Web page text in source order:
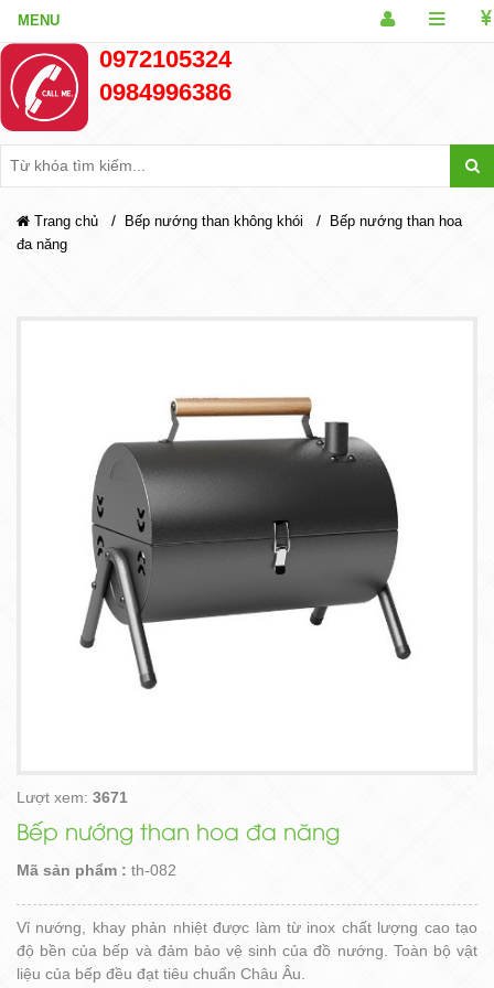
0972105324
0984996386
Trang chủ / Bếp nướng than không khói / Bếp nướng than hoa
đa năng
Lượt xem: 3671
Bếp nướng than hoa đa năng
Mã sản phẩm : th-082
Vỉ nướng, khay phản nhiệt được làm từ inox chất lượng cao tạo
độ bền của bếp và đảm bảo vệ sinh của đồ nướng. Toàn bộ vật
liệu của bếp đều đạt tiêu chuẩn Châu Âu.